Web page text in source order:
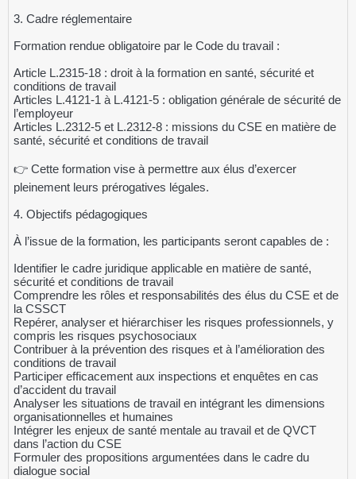
3. Cadre réglementaire
Formation rendue obligatoire par le Code du travail :
Article L.2315-18 : droit à la formation en santé, sécurité et
conditions de travail
Articles L.4121-1 à L.4121-5 : obligation générale de sécurité de
l’employeur
Articles L.2312-5 et L.2312-8 : missions du CSE en matière de
santé, sécurité et conditions de travail
👉 Cette formation vise à permettre aux élus d’exercer
pleinement leurs prérogatives légales.
4. Objectifs pédagogiques
À l’issue de la formation, les participants seront capables de :
Identifier le cadre juridique applicable en matière de santé,
sécurité et conditions de travail
Comprendre les rôles et responsabilités des élus du CSE et de
la CSSCT
Repérer, analyser et hiérarchiser les risques professionnels, y
compris les risques psychosociaux
Contribuer à la prévention des risques et à l’amélioration des
conditions de travail
Participer efficacement aux inspections et enquêtes en cas
d’accident du travail
Analyser les situations de travail en intégrant les dimensions
organisationnelles et humaines
Intégrer les enjeux de santé mentale au travail et de QVCT
dans l’action du CSE
Formuler des propositions argumentées dans le cadre du
dialogue social